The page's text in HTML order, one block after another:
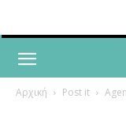
Αρχική Post it